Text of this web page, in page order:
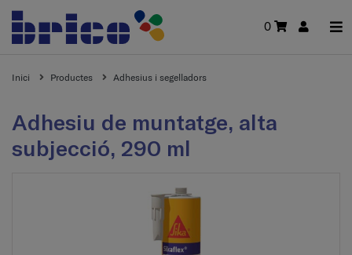
0
Inici Productes Adhesius i segelladors
Adhesiu de muntatge, alta
subjecció, 290 ml